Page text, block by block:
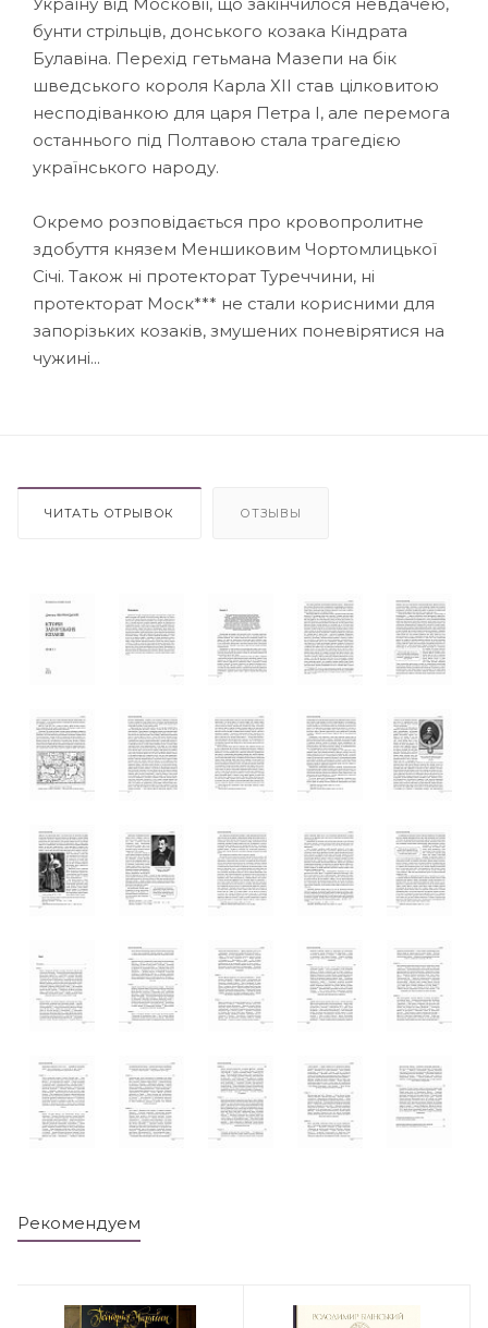
бунти стрільців, донського козака Кіндрата
Булавіна. Перехід гетьмана Мазепи на бік
шведського короля Карла ХІІ став цілковитою
несподіванкою для царя Петра І, але перемога
останнього під Полтавою стала трагедією
українського народу.
Окремо розповідається про кровопролитне
здобуття князем Меншиковим Чортомлицької
Січі. Також ні протекторат Туреччини, ні
протекторат Моск*** не стали корисними для
запорізьких козаків, змушених поневірятися на
чужині...
ЧИТАТЬ ОТРЫВОК ОТЗЫВЫ
Рекомендуем